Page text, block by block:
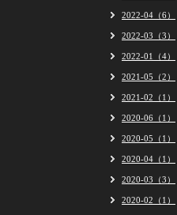
2022-04（6）
2022-03（3）
2022-01（4）
2021-05（2）
2021-02（1）
2020-06（1）
2020-05（1）
2020-04（1）
2020-03（3）
2020-02（1）